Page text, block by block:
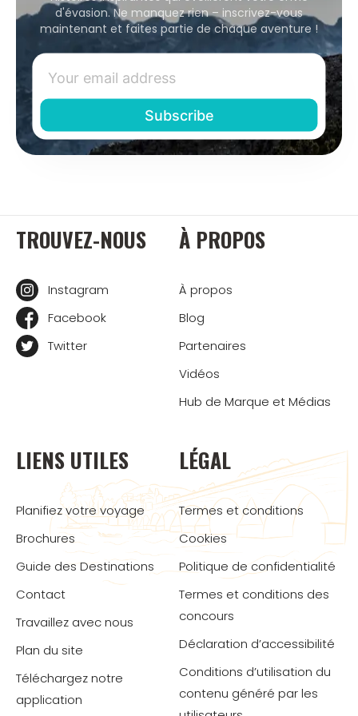
d'évasion. Ne manquez rien – inscrivez-vous
maintenant et faites partie de chaque aventure !
TROUVEZ-NOUS
Instagram
Facebook
Twitter
À PROPOS
À propos
Blog
Partenaires
Vidéos
Hub de Marque et Médias
LIENS UTILES
Planifiez votre voyage
Brochures
Guide des Destinations
Contact
Travaillez avec nous
Plan du site
Téléchargez notre
application
LÉGAL
Termes et conditions
Cookies
Politique de confidentialité
Termes et conditions des
concours
Déclaration d’accessibilité
Conditions d’utilisation du
contenu généré par les